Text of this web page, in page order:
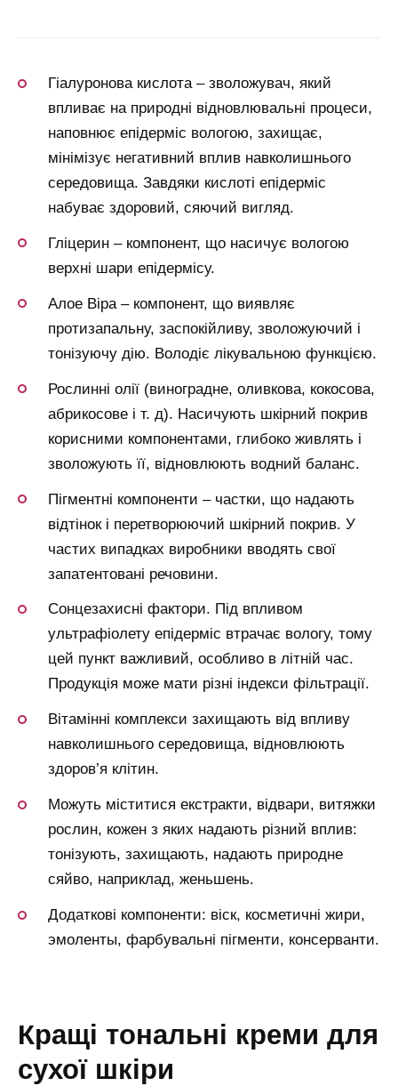
Гіалуронова кислота – зволожувач, який
впливає на природні відновлювальні процеси,
наповнює епідерміс вологою, захищає,
мінімізує негативний вплив навколишнього
середовища. Завдяки кислоті епідерміс
набуває здоровий, сяючий вигляд.
Гліцерин – компонент, що насичує вологою
верхні шари епідермісу.
Алое Віра – компонент, що виявляє
протизапальну, заспокійливу, зволожуючий і
тонізуючу дію. Володіє лікувальною функцією.
Рослинні олії (виноградне, оливкова, кокосова,
абрикосове і т. д). Насичують шкірний покрив
корисними компонентами, глибоко живлять і
зволожують її, відновлюють водний баланс.
Пігментні компоненти – частки, що надають
відтінок і перетворюючий шкірний покрив. У
частих випадках виробники вводять свої
запатентовані речовини.
Сонцезахисні фактори. Під впливом
ультрафіолету епідерміс втрачає вологу, тому
цей пункт важливий, особливо в літній час.
Продукція може мати різні індекси фільтрації.
Вітамінні комплекси захищають від впливу
навколишнього середовища, відновлюють
здоров’я клітин.
Можуть міститися екстракти, відвари, витяжки
рослин, кожен з яких надають різний вплив:
тонізують, захищають, надають природне
сяйво, наприклад, женьшень.
Додаткові компоненти: віск, косметичні жири,
эмоленты, фарбувальні пігменти, консерванти.
кращі тональні креми для
сухої шкіри